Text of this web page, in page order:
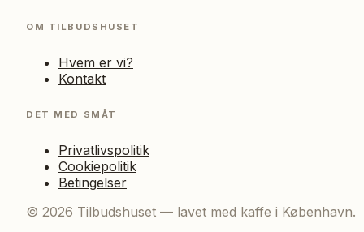
OM TILBUDSHUSET
Hvem er vi?
Kontakt
DET MED SMÅT
Privatlivspolitik
Cookiepolitik
Betingelser
© 2026 Tilbudshuset — lavet med kaffe i København.